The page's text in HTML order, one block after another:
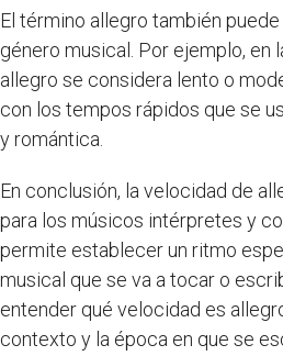
El término allegro también
género musical. Por ejemplo, en
allegro se considera lento o
con los tempos rápidos que se
y romántica.
En conclusión, la velocidad de
para los músicos intérpretes y
permite establecer un ritmo
musical que se va a tocar o
entender qué velocidad es
contexto y la época en que se